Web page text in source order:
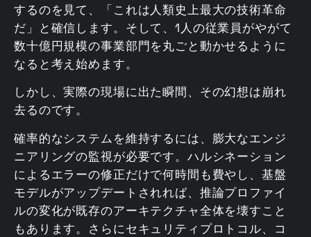
するのを見て、「これは人類史上最大の技術革命
だ」と確信します。そして、1人の従業員がやがて
数十億円規模の事業部門を丸ごと動かせるように
なると考え始めます。
しかし、実際の現場に出た瞬間、その幻想は崩れ
去るのです。
確率的なシステムを維持するには、膨大なエンジ
ニアリングの監視が必要です。ハルシネーション
によるエラーの修正だけで何時間も費やし、基盤
モデルがアップデートされれば、推論プロファイ
ルの変化が既存のアーキテクチャ全体を壊すこと
もあります。さらにセキュリティプロトコル、コ